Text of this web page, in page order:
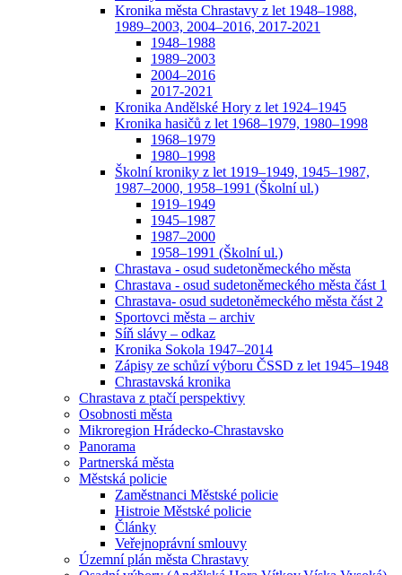
Kronika města Chrastavy z let 1948–1988,
1989–2003, 2004–2016, 2017-2021
1948–1988
1989–2003
2004–2016
2017-2021
Kronika Andělské Hory z let 1924–1945
Kronika hasičů z let 1968–1979, 1980–1998
1968–1979
1980–1998
Školní kroniky z let 1919–1949, 1945–1987,
1987–2000, 1958–1991 (Školní ul.)
1919–1949
1945–1987
1987–2000
1958–1991 (Školní ul.)
Chrastava - osud sudetoněmeckého města
Chrastava - osud sudetoněmeckého města část 1
Chrastava- osud sudetoněmeckého města část 2
Sportovci města – archiv
Síň slávy – odkaz
Kronika Sokola 1947–2014
Zápisy ze schůzí výboru ČSSD z let 1945–1948
Chrastavská kronika
Chrastava z ptačí perspektivy
Osobnosti města
Mikroregion Hrádecko-Chrastavsko
Panorama
Partnerská města
Městská policie
Zaměstnanci Městské policie
Histroie Městské policie
Články
Veřejnoprávní smlouvy
Územní plán města Chrastavy